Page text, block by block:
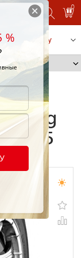
0
услугу
70S
R15
%